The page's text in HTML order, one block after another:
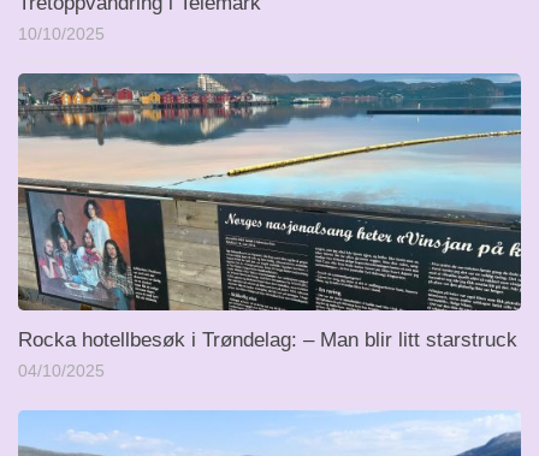
10/10/2025
Rocka hotellbesøk i Trøndelag: – Man blir litt starstruck
04/10/2025